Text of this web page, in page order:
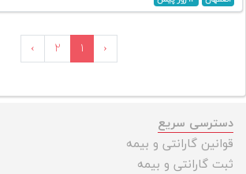
‹ ۱ ۲ ›
دسترسی سریع
قوانین گارانتی و بیمه
ثبت گارانتی و بیمه